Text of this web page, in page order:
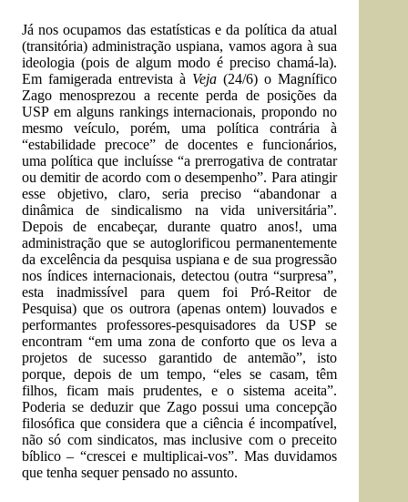
Já nos ocupamos das estatísticas e da política da atual
(transitória) administração uspiana, vamos agora à sua
ideologia (pois de algum modo é preciso chamá-la).
Em famigerada entrevista à Veja (24/6) o Magnífico
Zago menosprezou a recente perda de posições da
USP em alguns rankings internacionais, propondo no
mesmo veículo, porém, uma política contrária à
“estabilidade precoce” de docentes e funcionários,
uma política que incluísse “a prerrogativa de contratar
ou demitir de acordo com o desempenho”. Para atingir
esse objetivo, claro, seria preciso “abandonar a
dinâmica de sindicalismo na vida universitária”.
Depois de encabeçar, durante quatro anos!, uma
administração que se autoglorificou permanentemente
da excelência da pesquisa uspiana e de sua progressão
nos índices internacionais, detectou (outra “surpresa”,
esta inadmissível para quem foi Pró-Reitor de
Pesquisa) que os outrora (apenas ontem) louvados e
performantes professores-pesquisadores da USP se
encontram “em uma zona de conforto que os leva a
projetos de sucesso garantido de antemão”, isto
porque, depois de um tempo, “eles se casam, têm
filhos, ficam mais prudentes, e o sistema aceita”.
Poderia se deduzir que Zago possui uma concepção
filosófica que considera que a ciência é incompatível,
não só com sindicatos, mas inclusive com o preceito
bíblico – “crescei e multiplicai-vos”. Mas duvidamos
que tenha sequer pensado no assunto.